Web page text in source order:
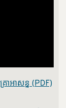
ាអាសន្ន (PDF)